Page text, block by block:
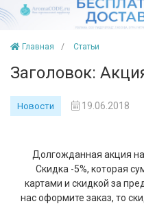
Главная Статьи
Заголовок:
Новости 19.06.2018
Долгожданная акция
Скидка -5%, которая
картами и скидкой за
нас оформите заказ, то